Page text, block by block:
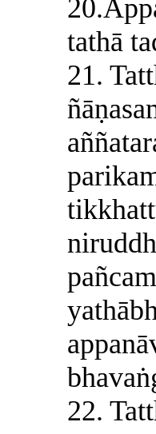
tathā
21.
22.